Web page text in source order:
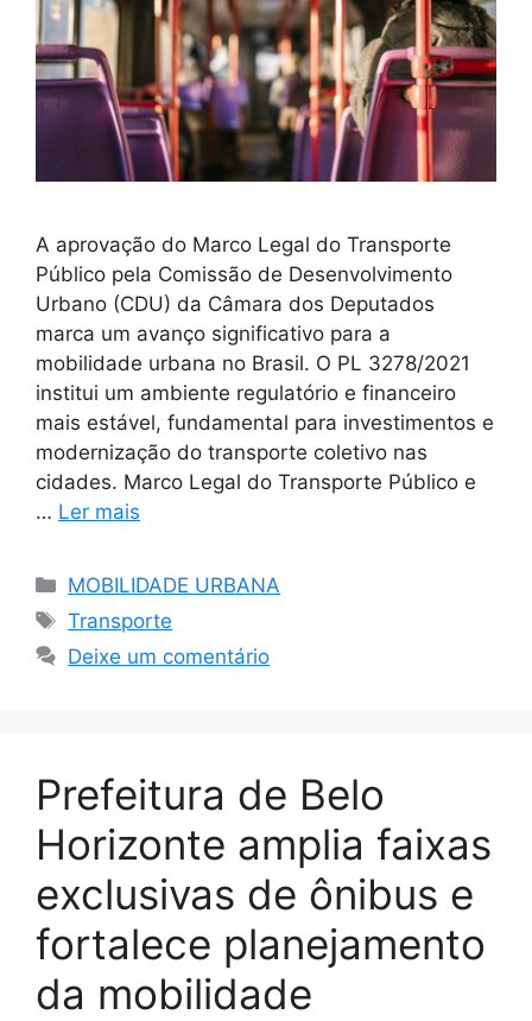
A aprovação do Marco Legal do Transporte
Público pela Comissão de Desenvolvimento
Urbano (CDU) da Câmara dos Deputados
marca um avanço significativo para a
mobilidade urbana no Brasil. O PL 3278/2021
institui um ambiente regulatório e financeiro
mais estável, fundamental para investimentos e
modernização do transporte coletivo nas
cidades. Marco Legal do Transporte Público e
… Ler mais
Categorias
MOBILIDADE URBANA
Tags
Transporte
Deixe um comentário
Prefeitura de Belo
Horizonte amplia faixas
exclusivas de ônibus e
fortalece planejamento
da mobilidade